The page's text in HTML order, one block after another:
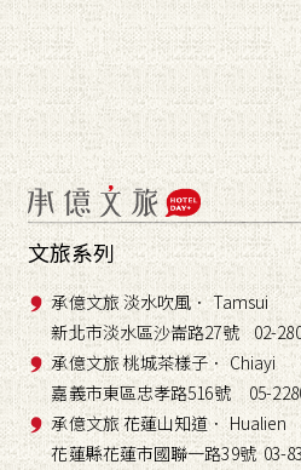
文旅系列
承億文旅 淡水吹風． Tamsui
新北市淡水區沙崙路27號 02-
承億文旅 桃城茶樣子． Chiayi
嘉義市東區忠孝路516號 05-
承億文旅 花蓮山知道． Hualien
花蓮縣花蓮市國聯一路39號 03-